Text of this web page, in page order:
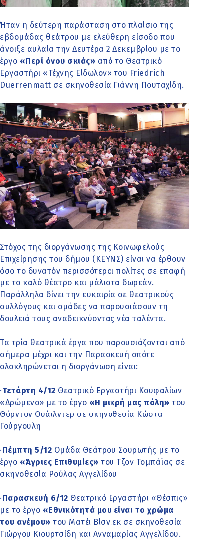
Ήταν η δεύτερη παράσταση στο πλαίσιο της
εβδομάδας θεάτρου με ελεύθερη είσοδο που
άνοιξε αυλαία την Δευτέρα 2 Δεκεμβρίου με το
έργο «Περί όνου σκιάς» από το Θεατρικό
Εργαστήρι «Τέχνης Είδωλον» του Friedrich
Duerrenmatt σε σκηνοθεσία Γιάννη Πουταχίδη.
Στόχος της διοργάνωσης της Κοινωφελούς
Επιχείρησης του δήμου (ΚΕΥΝΣ) είναι να έρθουν
όσο το δυνατόν περισσότεροι πολίτες σε επαφή
με το καλό θέατρο και μάλιστα δωρεάν.
Παράλληλα δίνει την ευκαιρία σε θεατρικούς
συλλόγους και ομάδες να παρουσιάσουν τη
δουλειά τους αναδεικνύοντας νέα ταλέντα.
Τα τρία θεατρικά έργα που παρουσιάζονται από
σήμερα μέχρι και την Παρασκευή οπότε
ολοκληρώνεται η διοργάνωση είναι:
·Τετάρτη 4/12 Θεατρικό Εργαστήρι Κουφαλίων
«Δρώμενο» με το έργο «Η μικρή μας πόλη» του
Θόρντον Ουάιλντερ σε σκηνοθεσία Κώστα
Γούργουλη
·Πέμπτη 5/12 Ομάδα Θεάτρου Σουρωτής με το
έργο «Άγριες Επιθυμίες» του Τζον Τομπάϊας σε
σκηνοθεσία Ρούλας Αγγελίδου
·Παρασκευή 6/12 Θεατρικό Εργαστήρι «Θέσπις»
με το έργο «Εθνικότητά μου είναι το χρώμα
του ανέμου» του Ματέι Βίσνιεκ σε σκηνοθεσία
Γιώργου Κιουρτσίδη και Ανναμαρίας Αγγελίδου.